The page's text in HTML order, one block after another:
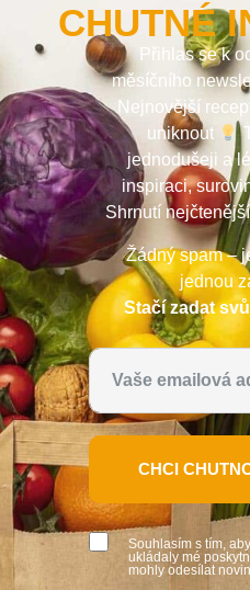
CHUTNÉ
Přihlas se k
měsíčního
Nejnovější
uniknout
jednodušeji a
inspiraci,
Shrnutí
Žádný spam –
jednou
Stačí zadat
CHCI
Souhlasím s tím,
ukládaly mé
mohly odesílat